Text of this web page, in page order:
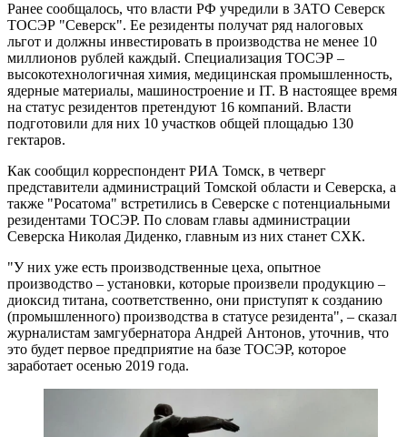
Ранее сообщалось, что власти РФ учредили в ЗАТО Северск
ТОСЭР "Северск". Ее резиденты получат ряд налоговых
льгот и должны инвестировать в производства не менее 10
миллионов рублей каждый. Специализация ТОСЭР –
высокотехнологичная химия, медицинская промышленность,
ядерные материалы, машиностроение и IT. В настоящее время
на статус резидентов претендуют 16 компаний. Власти
подготовили для них 10 участков общей площадью 130
гектаров.
Как сообщил корреспондент РИА Томск, в четверг
представители администраций Томской области и Северска, а
также "Росатома" встретились в Северске с потенциальными
резидентами ТОСЭР. По словам главы администрации
Северска Николая Диденко, главным из них станет СХК.
"У них уже есть производственные цеха, опытное
производство – установки, которые произвели продукцию –
диоксид титана, соответственно, они приступят к созданию
(промышленного) производства в статусе резидента", – сказал
журналистам замгубернатора Андрей Антонов, уточнив, что
это будет первое предприятие на базе ТОСЭР, которое
заработает осенью 2019 года.